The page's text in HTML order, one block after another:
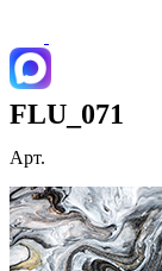
FLU_071
Арт.